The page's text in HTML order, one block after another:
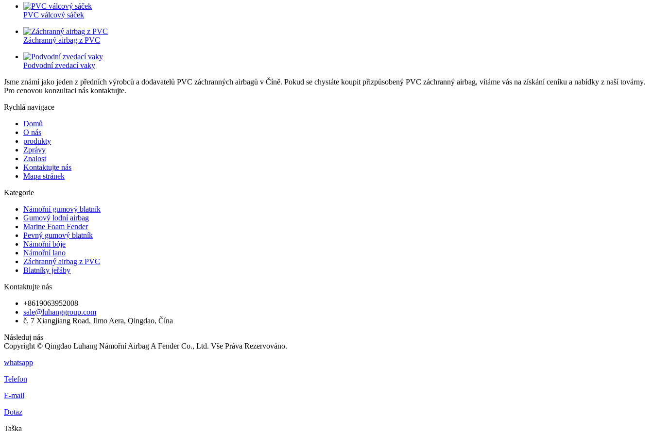
PVC válcový sáček
Záchranný airbag z PVC
Podvodní zvedací vaky
Jsme známí jako jeden z předních výrobců a dodavatelů PVC záchranných airbagů v Číně. Pokud se chystáte koupit přizpůsobený PVC záchranný airbag, vítáme vás na získání ceníku a nabídky z naší továrny.
Pro cenovou konzultaci nás kontaktujte.
Rychlá navigace
Domů
O nás
produkty
Zprávy
Znalost
Kontaktujte nás
Mapa stránek
Kategorie
Námořní gumový blatník
Gumový lodní airbag
Marine Foam Fender
Pevný gumový blatník
Námořní bóje
Námořní lano
Záchranný airbag z PVC
Blatníky jeřáby
Kontaktujte nás
+8619063952008
sale@luhanggroup.com
č. 7 Xiangjiang Road, Jimo Aera, Qingdao, Čína
Následuj nás
Copyright © Qingdao Luhang Námořní Airbag A Fender Co., Ltd. Vše Práva Rezervováno.
whatsapp
Telefon
E-mail
Dotaz
Taška